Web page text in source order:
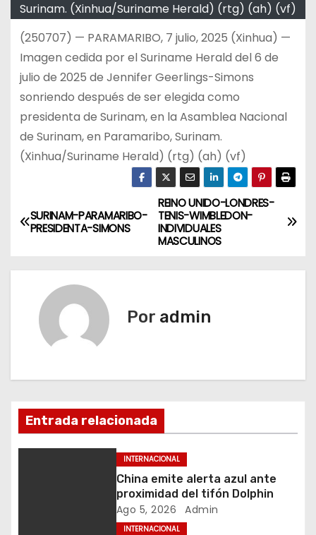
Surinam. (Xinhua/Suriname Herald) (rtg) (ah) (vf)
(250707) — PARAMARIBO, 7 julio, 2025 (Xinhua) —
Imagen cedida por el Suriname Herald del 6 de
julio de 2025 de Jennifer Geerlings-Simons
sonriendo después de ser elegida como
presidenta de Surinam, en la Asamblea Nacional
de Surinam, en Paramaribo, Surinam.
(Xinhua/Suriname Herald) (rtg) (ah) (vf)
N
a
v
c
ó
REINO UNIDO-LONDRES-
TENIS-WIMBLEDON-
INDIVIDUALES
MASCULINOS
SURINAM-PARAMARIBO-
PRESIDENTA-SIMONS
Por admin
Entrada relacionada
INTERNACIONAL
China emite alerta azul ante
proximidad del tifón Dolphin
Ago 5, 2026 Admin
INTERNACIONAL